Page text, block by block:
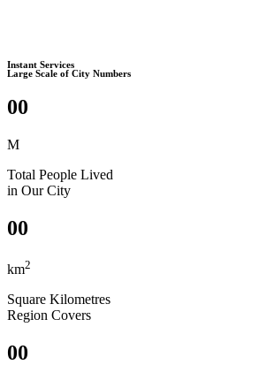
Instant Services
Large Scale of City Numbers
00
M
Total People Lived
in Our City
00
km2
Square Kilometres
Region Covers
00